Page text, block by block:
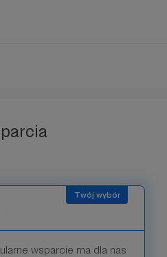
wsparcie ma dla nas